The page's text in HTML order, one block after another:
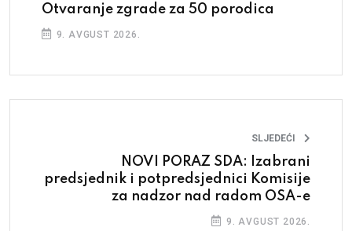
Otvaranje zgrade za 50 porodica
9. AVGUST 2026.
SLJEDEĆI
NOVI PORAZ SDA: Izabrani
predsjednik i potpredsjednici Komisije
za nadzor nad radom OSA-e
9. AVGUST 2026.